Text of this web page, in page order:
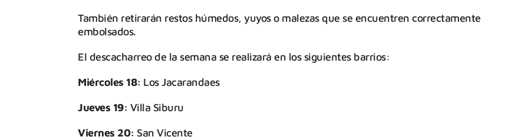
También retirarán restos húmedos, yuyos o malezas que se encuentren correctamente
embolsados.
El descacharreo de la semana se realizará en los siguientes barrios:
Miércoles 18: Los Jacarandaes
Jueves 19: Villa Siburu
Viernes 20: San Vicente